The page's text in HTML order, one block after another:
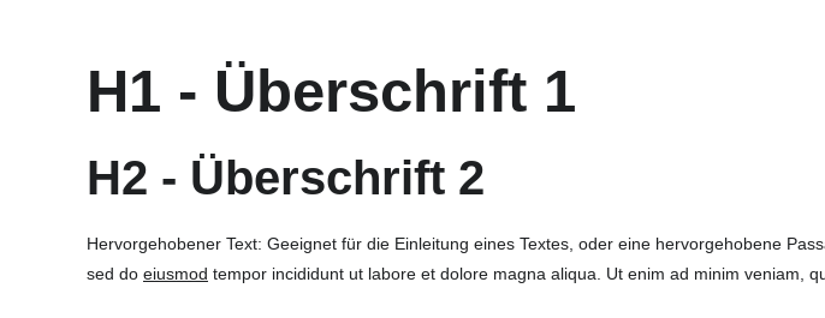
H1 - Überschrift 1
H2 - Überschrift 2
Hervorgehobener Text: Geeignet für die Einleitung eines Textes, oder eine hervorgehobene
sed do eiusmod tempor incididunt ut labore et dolore magna aliqua. Ut enim ad minim veniam,